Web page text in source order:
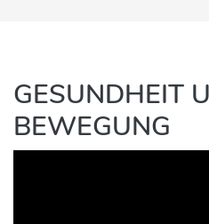
GESUNDHEIT
BEWEGUNG